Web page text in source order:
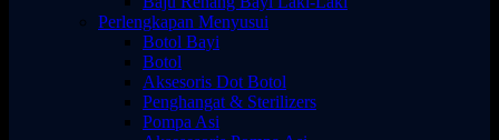
Perlengkapan Menyusui
Botol Bayi
Botol
Aksesoris Dot Botol
Penghangat & Sterilizers
Pompa Asi